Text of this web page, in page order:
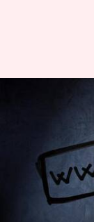
वेबसाइट
ऐसे चुनें
मोना दीक्षित
क्या है खबर?